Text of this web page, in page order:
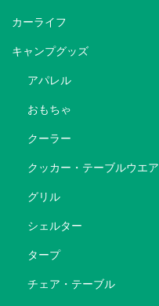
カーライフ
キャンプグッズ
アパレル
おもちゃ
クーラー
クッカー・テーブルウエア
グリル
シェルター
タープ
チェア・テーブル